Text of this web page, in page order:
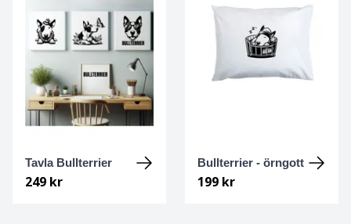
Tavla Bullterrier
249 kr
Bullterrier - örngott
199 kr
Kleiner Münsterländer
Komondor
Labrador Retriever
Landseer